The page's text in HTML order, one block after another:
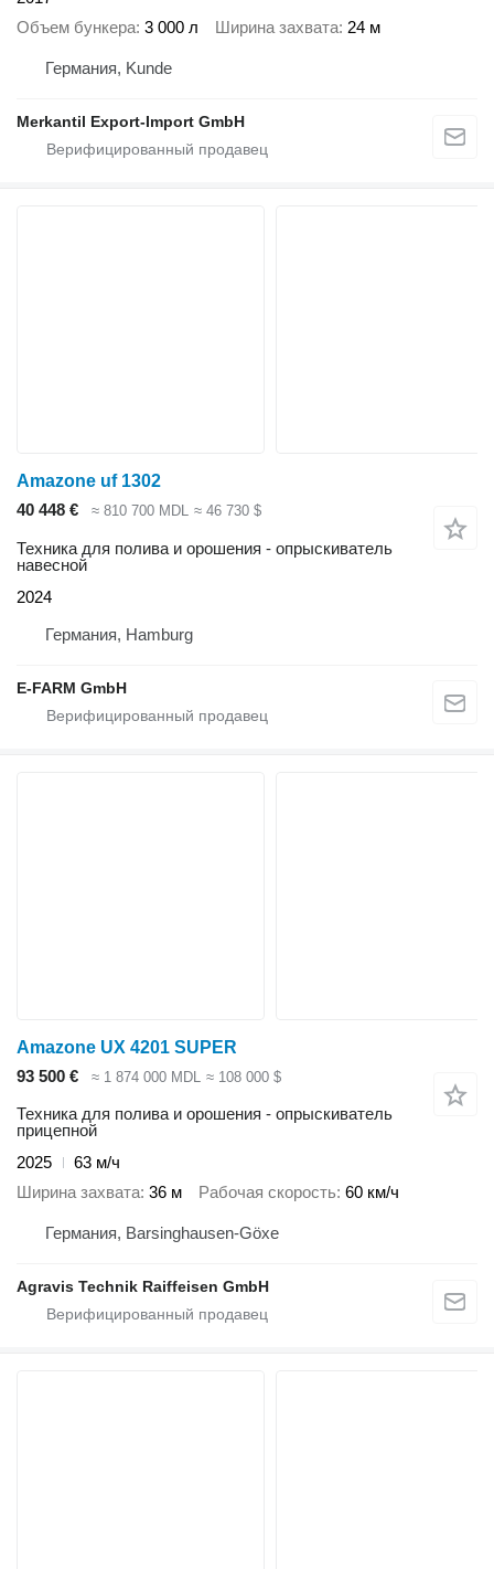
Объем бункера 3 000 л Ширина захвата 24 м
Германия, Kunde
Merkantil Export-Import GmbH
Amazone uf 1302
40 448 €
≈ 810 700 MDL ≈ 46 730 $
Техника для полива и орошения - опрыскиватель
навесной
2024
Германия, Hamburg
E-FARM GmbH
Amazone UX 4201 SUPER
93 500 €
≈ 1 874 000 MDL ≈ 108 000 $
Техника для полива и орошения - опрыскиватель
прицепной
2025
63 м/ч
Ширина захвата 36 м Рабочая скорость 60 км/ч
Германия, Barsinghausen-Göxe
Agravis Technik Raiffeisen GmbH